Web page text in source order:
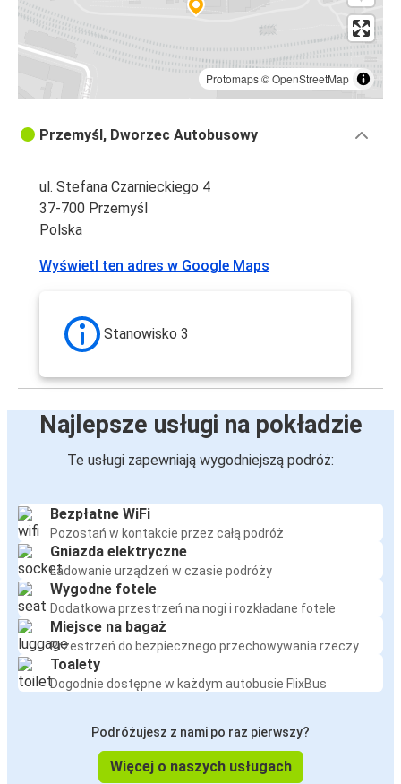
Protomaps©OpenStreetMap
Przemyśl, Dworzec Autobusowy
ul. Stefana Czarnieckiego 4
37-700 Przemyśl
Polska
Wyświetl ten adres w Google Maps
Stanowisko 3
Najlepsze usługi na pokładzie
Te usługi zapewniają wygodniejszą podróż:
Bezpłatne WiFi
Pozostań w kontakcie przez całą podróż
Gniazda elektryczne
Ładowanie urządzeń w czasie podróży
Wygodne fotele
Dodatkowa przestrzeń na nogi i rozkładane fotele
Miejsce na bagaż
Przestrzeń do bezpiecznego przechowywania rzeczy
Toalety
Dogodnie dostępne w każdym autobusie FlixBus
Podróżujesz z nami po raz pierwszy?
Więcej o naszych usługach